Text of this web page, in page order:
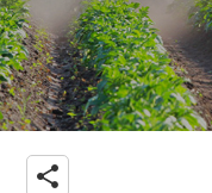
share